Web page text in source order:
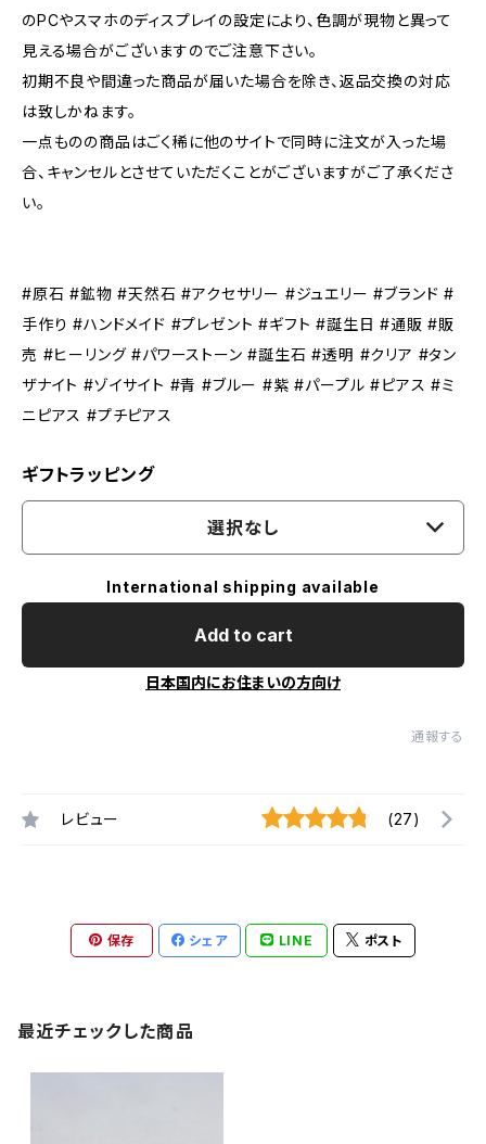
のPCやスマホのディスプレイの設定により、色調が現物と異って
見える場合がございますのでご注意下さい。
初期不良や間違った商品が届いた場合を除き、返品交換の対応
は致しかねます。
一点ものの商品はごく稀に他のサイトで同時に注文が入った場
合、キャンセルとさせていただくことがございますがご了承くださ
い。
#原石 #鉱物 #天然石 #アクセサリー #ジュエリー #ブランド #
手作り #ハンドメイド #プレゼント #ギフト #誕生日 #通販 #販
売 #ヒーリング #パワーストーン #誕生石 #透明 #クリア #タン
ザナイト #ゾイサイト #青 #ブルー #紫 #パープル #ピアス #ミ
ニピアス #プチピアス
ギフトラッピング
選択なし
International shipping available
Add to cart
日本国内にお住まいの方向け
通報する
レビュー (27)
保存 シェア LINE ポスト
最近チェックした商品